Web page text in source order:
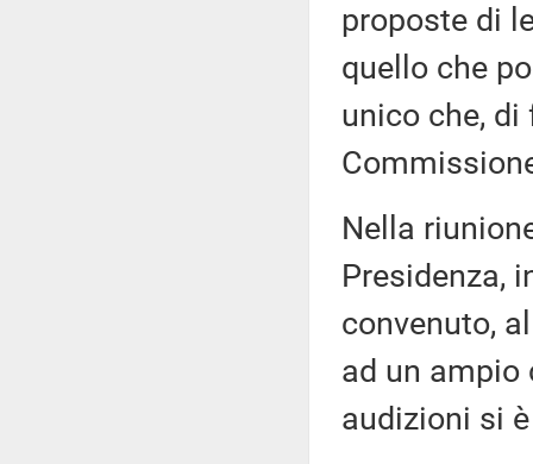
proposte di
quello che
unico che,
Nella
Presidenza,
convenuto,
ad un
audizioni si